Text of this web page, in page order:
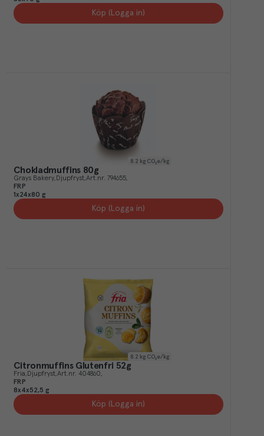
Köp (Logga in)
8.2 kg CO₂e/kg
Chokladmuffins 80g
Grays Bakery Djupfryst Art.nr. 794655
FRP
1x24x80 g
Köp (Logga in)
8.2 kg CO₂e/kg
Citronmuffins Glutenfri 52g
Fria Djupfryst Art.nr. 404860
FRP
8x4x52,5 g
Köp (Logga in)